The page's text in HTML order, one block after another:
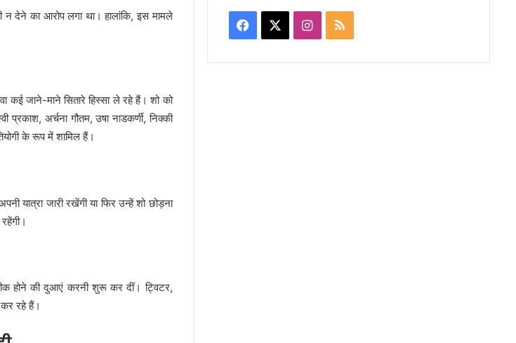
देने का आरोप लगा था। हालांकि, इस मामले
जाने-माने सितारे हिस्सा ले रहे हैं। शो को
अर्चना गौतम, उषा नाडकर्णी, निक्की
के रूप में शामिल हैं।
यात्रा जारी रखेंगी या फिर उन्हें शो छोड़ना
होने की दुआएं करनी शुरू कर दीं। ट्विटर,
रहे हैं।
Facebook Instagram
RSS